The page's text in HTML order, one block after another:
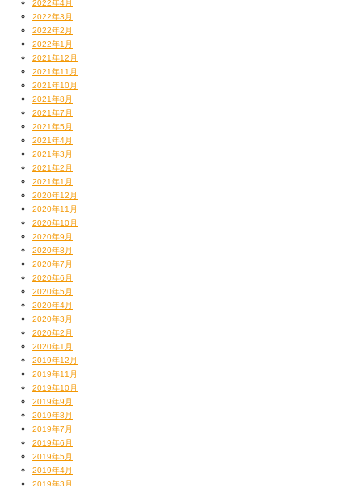
2022年4月
2022年3月
2022年2月
2022年1月
2021年12月
2021年11月
2021年10月
2021年8月
2021年7月
2021年5月
2021年4月
2021年3月
2021年2月
2021年1月
2020年12月
2020年11月
2020年10月
2020年9月
2020年8月
2020年7月
2020年6月
2020年5月
2020年4月
2020年3月
2020年2月
2020年1月
2019年12月
2019年11月
2019年10月
2019年9月
2019年8月
2019年7月
2019年6月
2019年5月
2019年4月
2019年3月